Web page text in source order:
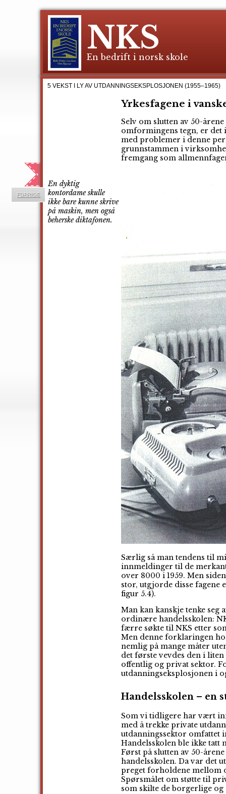
NKS
En bedrift i norsk skole
5 VEKST I LY AV UTDANNINGSEKSPLOSJONEN (1955–1965)
Yrkesfagene i
Selv om slutten av 50-
omformingens tegn, er det
med problemer i denne
grunnstammen i
fremgang som
En dyktig
kontordame skulle
ikke bare kunne skrive
på maskin, men også
beherske diktafonen.
Særlig så man tendens til
innmeldinger til de
over 8000 i 1959. Men
stor, utgjorde disse fagene
figur 5.4).
Man kan kanskje tenke seg
ordinære handelsskolen:
færre søkte til NKS etter
Men denne forklaringen
nemlig på mange måter
det første vevdes den i
offentlig og privat sektor.
utdanningseksplosjonen i
Handelsskolen – en
Som vi tidligere har vært
med å trekke private
utdanningssektor omfattet
Handelsskolen ble ikke tatt
Først på slutten av 50-
handelsskolen. Da var det
preget forholdene mellom
Spørsmålet om støtte til
som skilte de borgerlige og
FORRIGE